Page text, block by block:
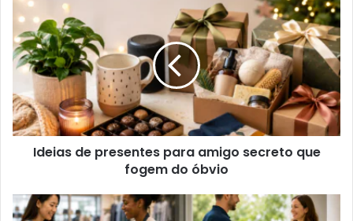
Ideias de presentes para amigo secreto que
fogem do óbvio